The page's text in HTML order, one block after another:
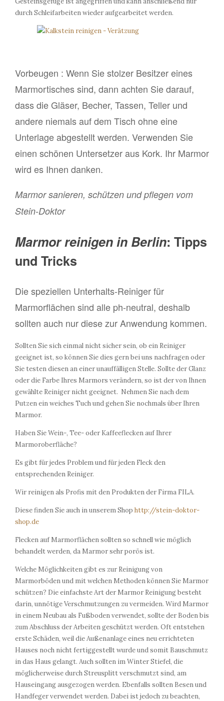
durch Schleifarbeiten wieder aufgearbeitet werden.
Vorbeugen : Wenn Sie stolzer Besitzer eines
Marmortisches sind, dann achten Sie darauf,
dass die Gläser, Becher, Tassen, Teller und
andere niemals auf dem Tisch ohne eine
Unterlage abgestellt werden. Verwenden Sie
einen schönen Untersetzer aus Kork. Ihr Marmor
wird es Ihnen danken.
Marmor sanieren, schützen und pflegen vom
Stein-Doktor
Marmor reinigen in Berlin: Tipps
und Tricks
Die speziellen Unterhalts-Reiniger für
Marmorflächen sind alle ph-neutral, deshalb
sollten auch nur diese zur Anwendung kommen.
Sollten Sie sich einmal nicht sicher sein, ob ein Reiniger
geeignet ist, so können Sie dies gern bei uns nachfragen oder
Sie testen diesen an einer unauffälligen Stelle. Sollte der Glanz
oder die Farbe Ihres Marmors verändern, so ist der von Ihnen
gewählte Reiniger nicht geeignet. Nehmen Sie nach dem
Putzen ein weiches Tuch und gehen Sie nochmals über Ihren
Marmor.
Haben Sie Wein-, Tee- oder Kaffeeflecken auf Ihrer
Marmoroberfläche?
Es gibt für jedes Problem und für jeden Fleck den
entsprechenden Reiniger.
Wir reinigen als Profis mit den Produkten der Firma FILA.
Diese finden Sie auch in unserem Shop http://stein-doktor-
shop.de
Flecken auf Marmorflächen sollten so schnell wie möglich
behandelt werden, da Marmor sehr porös ist.
Welche Möglichkeiten gibt es zur Reinigung von
Marmorböden und mit welchen Methoden können Sie Marmor
schützen? Die einfachste Art der Marmor Reinigung besteht
darin, unnötige Verschmutzungen zu vermeiden. Wird Marmor
in einem Neubau als Fußboden verwendet, sollte der Boden bis
zum Abschluss der Arbeiten geschützt werden. Oft entstehen
erste Schäden, weil die Außenanlage eines neu errichteten
Hauses noch nicht fertiggestellt wurde und somit Bauschmutz
in das Haus gelangt. Auch sollten im Winter Stiefel, die
möglicherweise durch Streusplitt verschmutzt sind, am
Hauseingang ausgezogen werden. Ebenfalls sollten Besen und
Handfeger verwendet werden. Dabei ist jedoch zu beachten,